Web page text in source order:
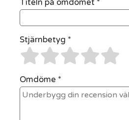
Titeln på omdömet *
Stjärnbetyg *
Omdöme *